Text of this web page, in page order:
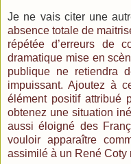
Je ne vais citer une
absence totale de
répétée d’erreurs de
dramatique mise en
publique ne retiendra
impuissant. Ajoutez à
élément positif attribué
obtenez une situation
aussi éloigné des
vouloir apparaître
assimilé à un René Coty